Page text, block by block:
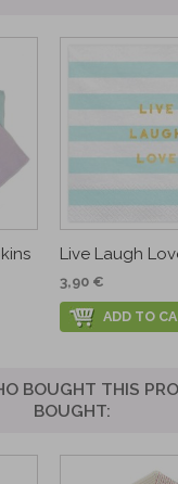
Live Laugh
3,90 €
ADD TO
BOUGHT THIS
BOUGHT: